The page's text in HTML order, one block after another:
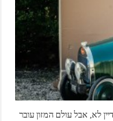
לא, אבל עולם המזון עובר